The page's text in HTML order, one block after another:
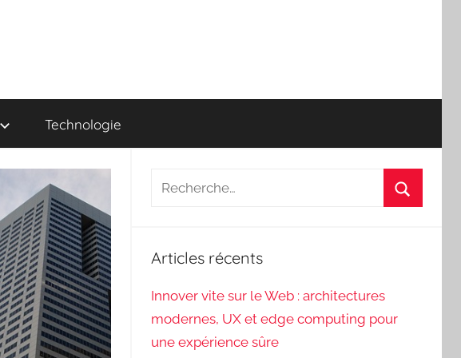
Technologie
Recherche
Articles récents
Innover vite sur le Web : architectures
modernes, UX et edge computing pour
une expérience sûre